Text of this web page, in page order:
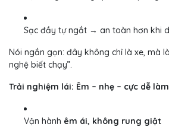
Sạc đầy tự ngắt → an toàn hơn khi
Nói ngắn gọn: đây không chỉ là xe, mà
nghệ biết chạy”.
Trải nghiệm lái: Êm – nhẹ – cực dễ
Vận hành êm ái, không rung giật